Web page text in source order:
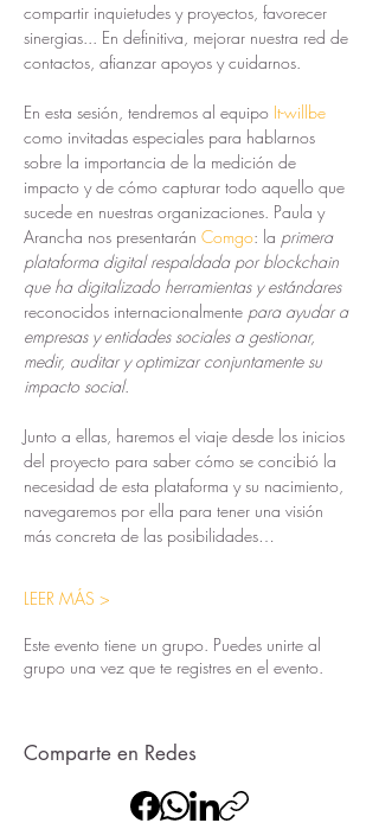
compartir inquietudes y proyectos, favorecer
sinergias... En definitiva, mejorar nuestra red de
contactos, afianzar apoyos y cuidarnos.
En esta sesión, tendremos al equipo It-willbe
como invitadas especiales para hablarnos
sobre la importancia de la medición de
impacto y de cómo capturar todo aquello que
sucede en nuestras organizaciones. Paula y
Arancha nos presentarán Comgo: la primera
plataforma digital respaldada por blockchain
que ha digitalizado herramientas y estándares
reconocidos internacionalmente para ayudar a
empresas y entidades sociales a gestionar,
medir, auditar y optimizar conjuntamente su
impacto social.
Junto a ellas, haremos el viaje desde los inicios
del proyecto para saber cómo se concibió la
necesidad de esta plataforma y su nacimiento,
navegaremos por ella para tener una visión
más concreta de las posibilidades…
LEER MÁS >
Este evento tiene un grupo. Puedes unirte al
grupo una vez que te registres en el evento.
Comparte en Redes